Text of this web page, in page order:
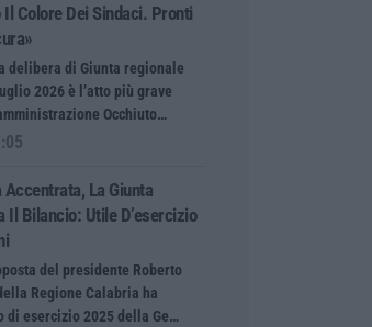
Colore Dei Sindaci. Pronti
delibera di Giunta regionale
2026 è l’atto più grave
Occhiuto…
La Giunta
Il Bilancio: Utile D’esercizio
del presidente Roberto
Regione Calabria ha
di esercizio 2025 della Ge…